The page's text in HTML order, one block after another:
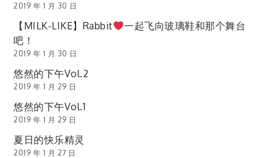
2019 年 1 月 30 日
【MILK-LIKE】Rabbit
一起飞向玻璃鞋和那个舞台
吧！
2019 年 1 月 30 日
悠然的下午Vol.2
2019 年 1 月 29 日
悠然的下午Vol.1
2019 年 1 月 29 日
夏日的快乐精灵
2019 年 1 月 27 日